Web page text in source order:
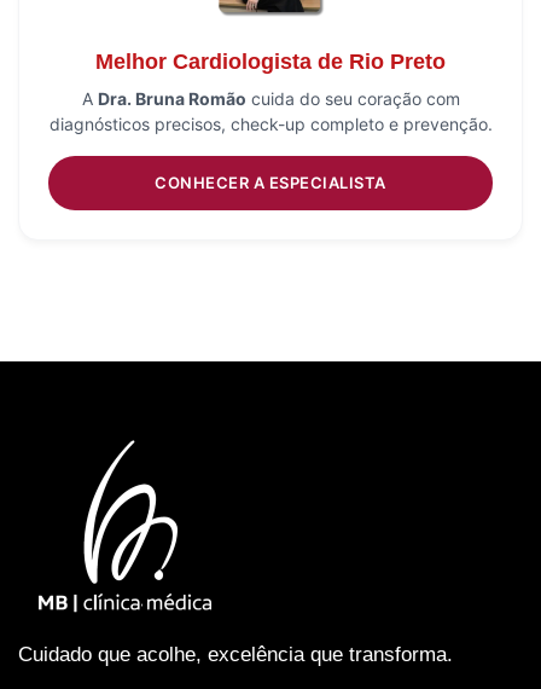
Melhor Cardiologista de Rio Preto
A Dra. Bruna Romão cuida do seu coração com
diagnósticos precisos, check-up completo e prevenção.
CONHECER A ESPECIALISTA
Cuidado que acolhe, excelência que transforma.